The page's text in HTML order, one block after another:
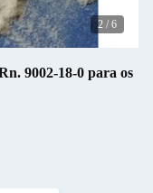
2 / 6
9002-18-0 para os